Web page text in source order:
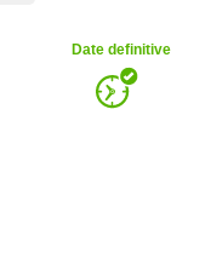
Date definitive